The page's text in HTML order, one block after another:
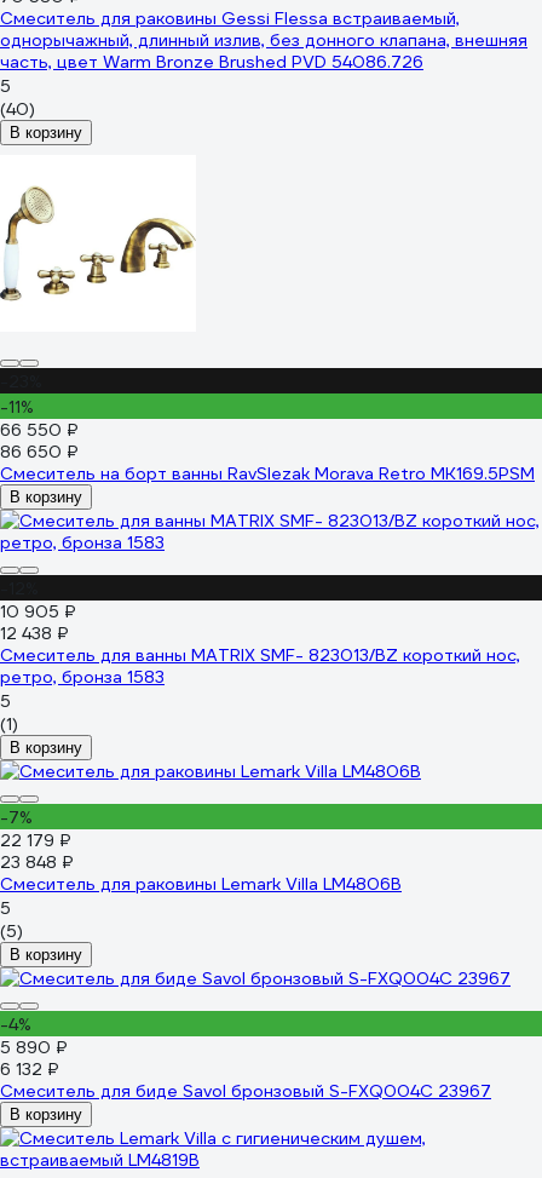
Смеситель для раковины Gessi Flessa встраиваемый,
однорычажный, длинный излив, без донного клапана, внешняя
часть, цвет Warm Bronze Brushed PVD 54086.726
5
(40)
В корзину
-11%
66 550 ₽
86 650 ₽
Смеситель на борт ванны RavSlezak Morava Retro MK169.5PSM
В корзину
10 905 ₽
12 438 ₽
Смеситель для ванны MATRIX SMF- 823013/BZ короткий нос,
ретро, бронза 1583
5
(1)
В корзину
-7%
22 179 ₽
23 848 ₽
Смеситель для раковины Lemark Villa LM4806B
5
(5)
В корзину
-4%
5 890 ₽
6 132 ₽
Смеситель для биде Savol бронзовый S-FXQ004C 23967
В корзину